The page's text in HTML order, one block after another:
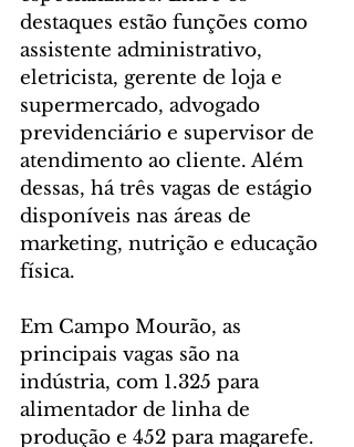
destaques estão funções como
assistente administrativo,
eletricista, gerente de loja e
supermercado, advogado
previdenciário e supervisor de
atendimento ao cliente. Além
dessas, há três vagas de estágio
disponíveis nas áreas de
marketing, nutrição e educação
física.
Em Campo Mourão, as
principais vagas são na
indústria, com 1.325 para
alimentador de linha de
produção e 452 para magarefe.